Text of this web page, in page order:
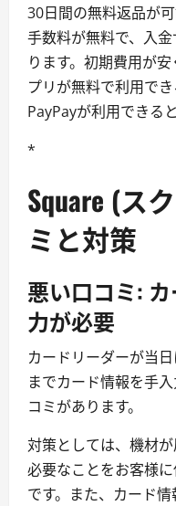
30日間の無料返品が
手数料が無料で、入
ります。初期費用が
プリが無料で利用で
PayPayが利用できる
*
Square (ス
ミと対策
悪い口コミ:
力が必要
カードリーダーが当
までカード情報を手
コミがあります。
対策としては、機材
必要なことをお客様
です。また、カード